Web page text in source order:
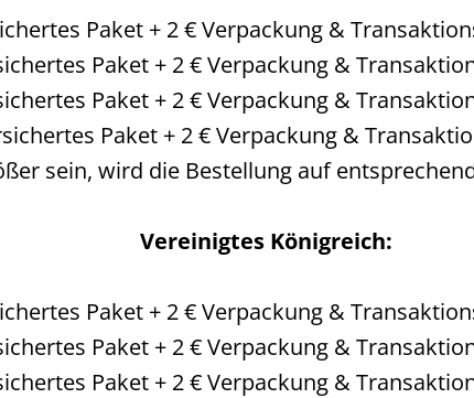
Paket + 2 € Verpackung &
Paket + 2 € Verpackung &
Paket + 2 € Verpackung &
Paket + 2 € Verpackung &
sein, wird die Bestellung auf
Vereinigtes Königreich:
Paket + 2 € Verpackung &
Paket + 2 € Verpackung &
Paket + 2 € Verpackung &